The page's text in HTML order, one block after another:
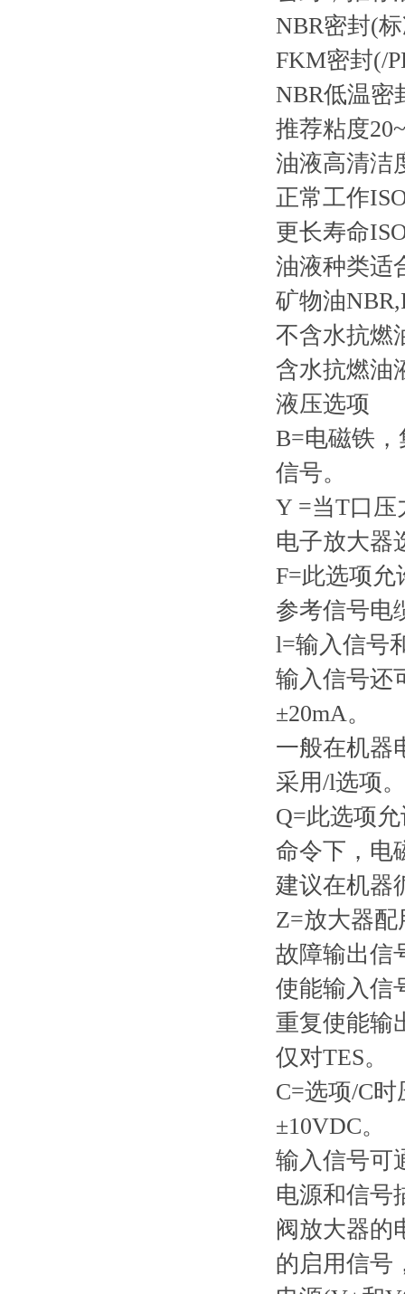
NBR密封(
FKM密封(/
NBR低温
推荐粘度
油液高清洁
正常工作
更长寿命
油液种类适
矿物油
不含水抗燃
含水抗燃油
液压选项
B=电磁铁
信号。
Y =当T口压
电子放大器
F=此选项允
参考信号电
l=输入信号
输入信号还
±20mA。
一般在机器
采用/l选项
Q=此选项
命令下，电
建议在机器
Z=放大器
故障输出信
使能输入信
重复使能输
仅对TES。
C=选项/C
±10VDC。
输入信号可
电源和信号
阀放大器的
的启用信号